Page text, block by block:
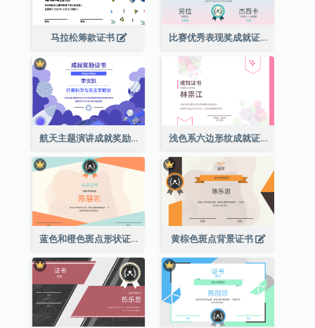
马拉松筹款证书 比赛优秀表现奖成就证书
航天主题演讲成就奖励证书 浅色系六边形纹成就证书
蓝色和橙色斑点形状证书 黄棕色斑点背景证书